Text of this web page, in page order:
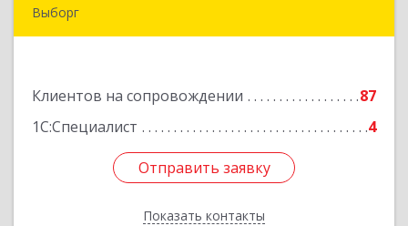
Выборг
Клиентов на сопровождении
87
1С:Специалист
4
Отправить заявку
Показать контакты
Подробнее
Отправить заявку
Назад